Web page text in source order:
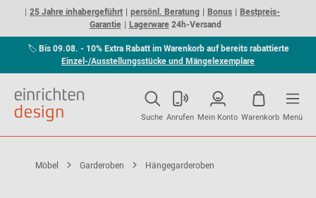
25 Jahre inhabergeführt persönl. Beratung Bonus
Bestpreis-
Garantie
Lagerware24h-Versand
🏷Bis 09.08. - 10% Extra Rabatt im Warenkorb auf bereits rabattierte
Einzel-/Ausstellungsstücke und Mängelexemplare
Suche Anrufen Mein Konto Warenkorb Menü
Möbel Garderoben Hängegarderoben